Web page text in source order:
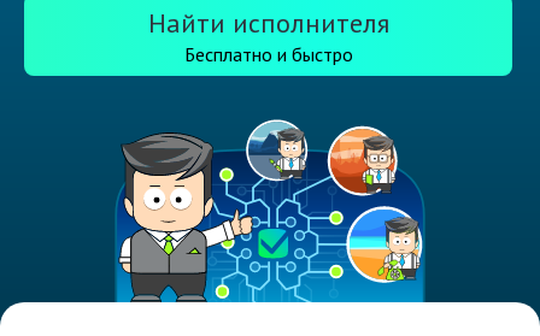
Найти исполнителя
Бесплатно и быстро